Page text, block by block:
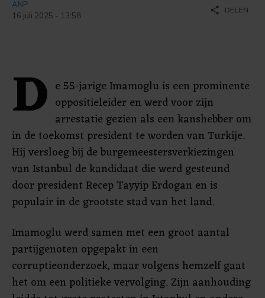
ANP
16 juli 2025 - 13:58
share DELEN
D e 55-jarige Imamoglu is een prominente
oppositieleider en werd voor zijn
arrestatie gezien als een kanshebber om
in de toekomst president te worden van Turkije.
Hij versloeg bij de burgemeestersverkiezingen
van Istanbul de kandidaat die werd gesteund
door president Recep Tayyip Erdogan en is
populair in de grootste stad van het land.
Imamoglu werd samen met een groot aantal
partijgenoten opgepakt in een
corruptieonderzoek, maar volgens hemzelf gaat
het om een politieke vervolging. Zijn aanhouding